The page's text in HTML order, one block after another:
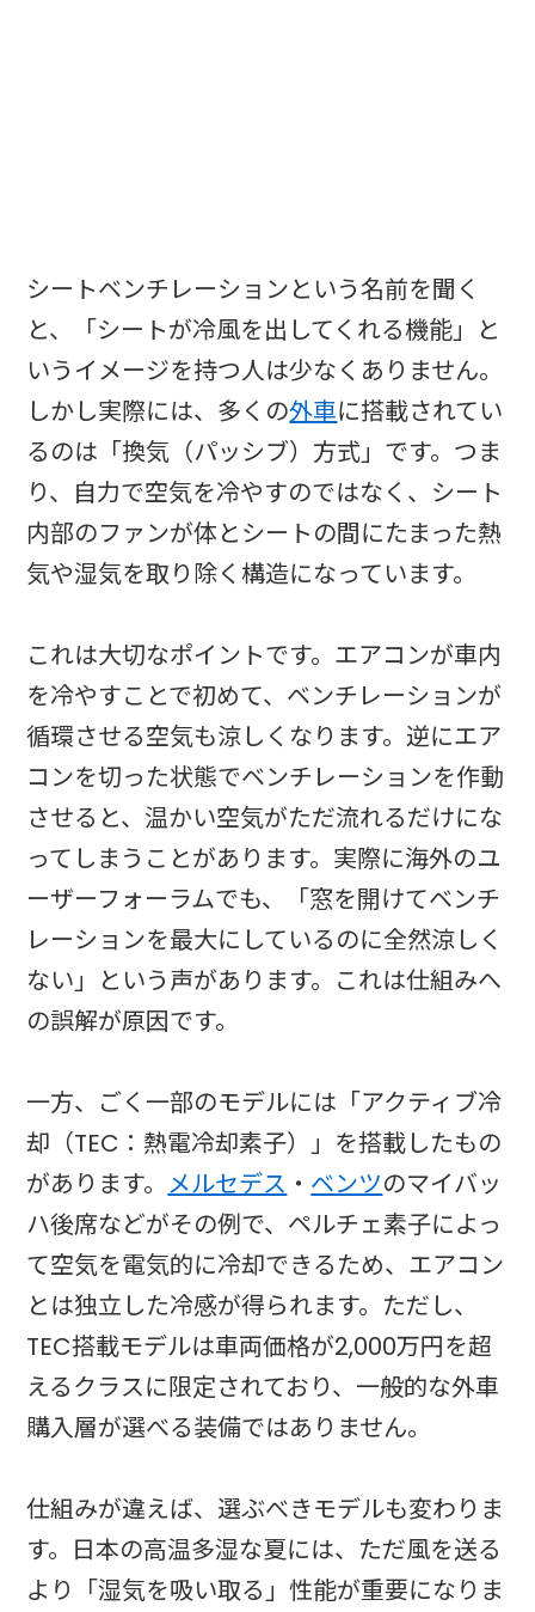
シートベンチレーションという名前を聞く
と、「シートが冷風を出してくれる機能」と
いうイメージを持つ人は少なくありません。
しかし実際には、多くの外車に搭載されてい
るのは「換気（パッシブ）方式」です。つま
り、自力で空気を冷やすのではなく、シート
内部のファンが体とシートの間にたまった熱
気や湿気を取り除く構造になっています。
これは大切なポイントです。エアコンが車内
を冷やすことで初めて、ベンチレーションが
循環させる空気も涼しくなります。逆にエア
コンを切った状態でベンチレーションを作動
させると、温かい空気がただ流れるだけにな
ってしまうことがあります。実際に海外のユ
ーザーフォーラムでも、「窓を開けてベンチ
レーションを最大にしているのに全然涼しく
ない」という声があります。これは仕組みへ
の誤解が原因です。
一方、ごく一部のモデルには「アクティブ冷
却（TEC：熱電冷却素子）」を搭載したもの
があります。 メルセデス ・ ベンツのマイバッ
ハ後席などがその例で、ペルチェ素子によっ
て空気を電気的に冷却できるため、エアコン
とは独立した冷感が得られます。ただし、
TEC搭載モデルは車両価格が2,000万円を超
えるクラスに限定されており、一般的な外車
購入層が選べる装備ではありません。
仕組みが違えば、選ぶべきモデルも変わりま
す。日本の高温多湿な夏には、ただ風を送る
より「湿気を吸い取る」性能が重要になりま